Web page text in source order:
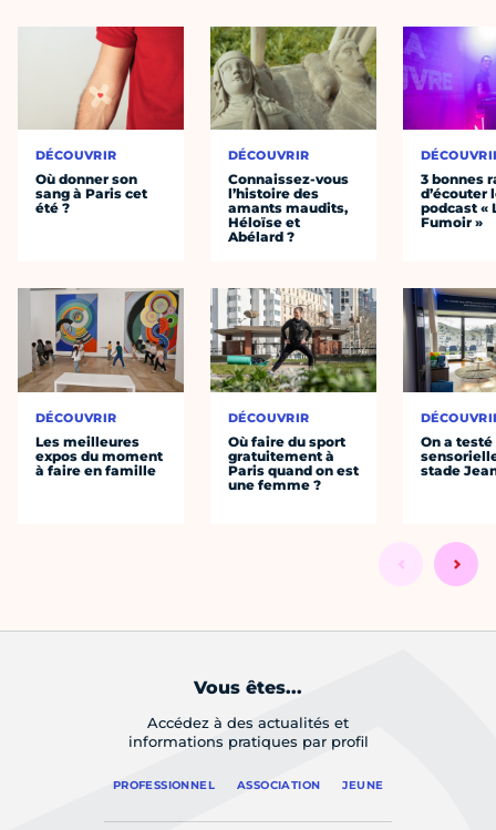
DÉCOUVRIR
Où donner son
sang à Paris cet
été ?
DÉCOUVRIR
Les meilleures
expos du moment
à faire en famille
DÉCOUVRIR
Connaissez-vous
l’histoire des
amants maudits,
Héloïse et
Abélard ?
DÉCOUVRIR
Où faire du sport
gratuitement à
Paris quand on est
une femme ?
3 bonnes
d’écouter
podcast «
Fumoir »
On a
stade
Vous êtes...
Accédez à des actualités et
informations pratiques par profil
PROFESSIONNEL ASSOCIATION JEUNE